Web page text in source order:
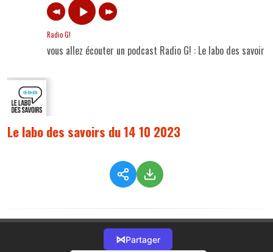
Radio G!
vous allez écouter un podcast Radio G! : Le labo des
Le labo des savoirs du 14 10 2023
⋈Partager